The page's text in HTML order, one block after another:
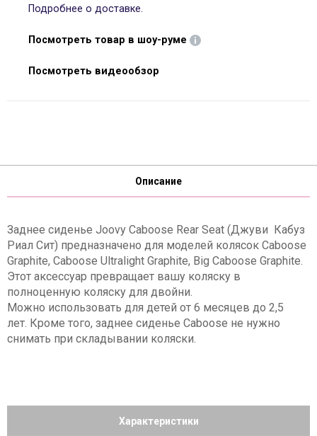
Подробнее о доставке.
Посмотреть товар в шоу-руме
Посмотреть видеообзор
Описание
Заднее сиденье Joovy Caboose Rear Seat (Джуви Кабуз
Риал Сит) предназначено для моделей колясок Caboose
Graphite, Caboose Ultralight Graphite, Big Caboose Graphite.
Этот аксессуар превращает вашу коляску в
полноценную коляску для двойни.
Можно использовать для детей от 6 месяцев до 2,5
лет. Кроме того, заднее сиденье Caboose не нужно
снимать при складывании коляски.
Характеристики